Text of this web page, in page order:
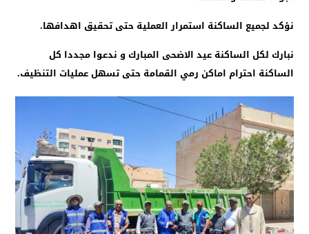
نؤكد لجميع الساكنة استمرار العملية حتى تحقيق اهدافها.
نبارك لكل الساكنة عيد الاضحى المبارك و ندعوا مجددا كل
الساكنة احترام اماكن رمي القمامة حتى تسهل عمليات التنظيف.